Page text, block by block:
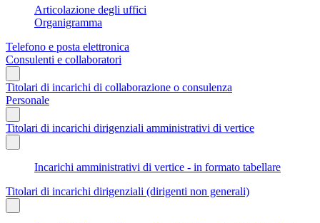
Articolazione degli uffici
Organigramma
Telefono e posta elettronica
Consulenti e collaboratori
Titolari di incarichi di collaborazione o consulenza
Personale
Titolari di incarichi dirigenziali amministrativi di vertice
Incarichi amministrativi di vertice - in formato tabellare
Titolari di incarichi dirigenziali (dirigenti non generali)